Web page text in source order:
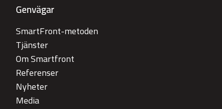
Genvägar
SmartFront-metoden
Tjänster
Om Smartfront
Referenser
Nyheter
Media